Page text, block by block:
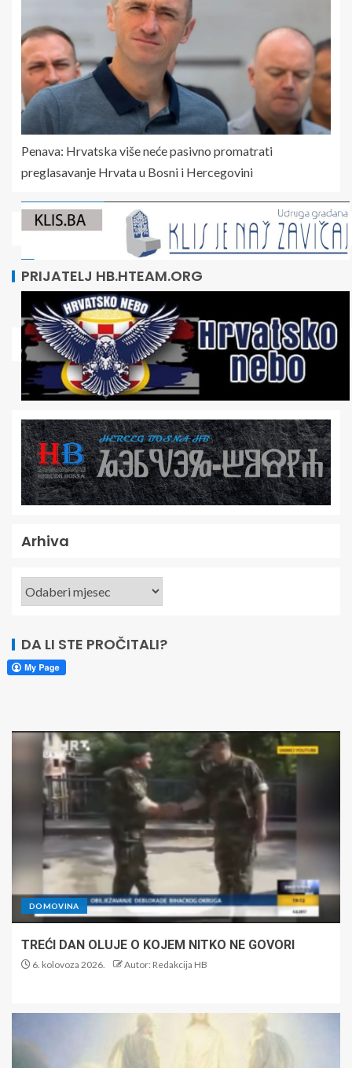
Penava: Hrvatska više neće pasivno promatrati
preglasavanje Hrvata u Bosni i Hercegovini
PRIJATELJ HB.HTEAM.ORG
Arhiva
DA LI STE PROČITALI?
DOMOVINA
TREĆI DAN OLUJE O KOJEM NITKO NE GOVORI
6. kolovoza 2026. Autor: Redakcija HB